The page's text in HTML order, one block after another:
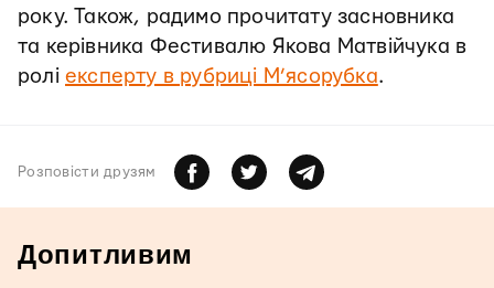
року. Також, радимо прочитату засновника
та керівника Фестивалю Якова Матвійчука в
ролі експерту в рубриці М’ясорубка.
Розповiсти друзям
Допитливим